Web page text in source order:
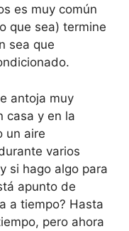
es muy común
que sea) termine
sea que
antoja muy
casa y en la
un aire
varios
si hago algo para
apunto de
a tiempo? Hasta
pero ahora